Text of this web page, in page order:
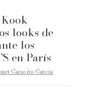
looks de
los
en París
Garavito García